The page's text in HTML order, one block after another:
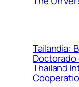
Tailandia:
Doctorado
Thailand